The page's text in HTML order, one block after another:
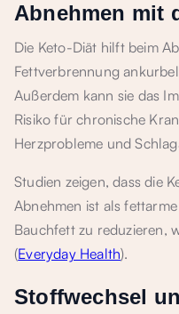
Abnehmen mit
Die Keto-Diät hilft beim
Fettverbrennung
Außerdem kann sie das
Risiko für chronische
Herzprobleme und
Studien zeigen, dass die
Abnehmen ist als
Bauchfett zu reduzieren,
(Everyday Health).
Stoffwechsel